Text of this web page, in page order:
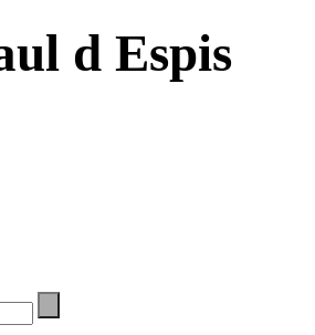
d Espis